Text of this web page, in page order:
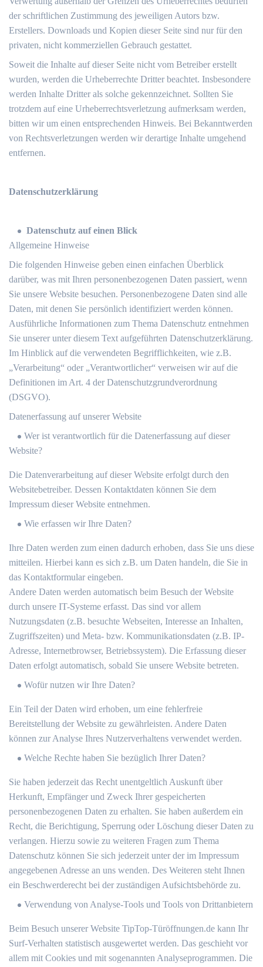
der schriftlichen Zustimmung des jeweiligen Autors bzw.
Erstellers. Downloads und Kopien dieser Seite sind nur für den
privaten, nicht kommerziellen Gebrauch gestattet.
Soweit die Inhalte auf dieser Seite nicht vom Betreiber erstellt
wurden, werden die Urheberrechte Dritter beachtet. Insbesondere
werden Inhalte Dritter als solche gekennzeichnet. Sollten Sie
trotzdem auf eine Urheberrechtsverletzung aufmerksam werden,
bitten wir um einen entsprechenden Hinweis. Bei Bekanntwerden
von Rechtsverletzungen werden wir derartige Inhalte umgehend
entfernen.
Datenschutzerklärung
Datenschutz auf einen Blick
Allgemeine Hinweise
Die folgenden Hinweise geben einen einfachen Überblick
darüber, was mit Ihren personenbezogenen Daten passiert, wenn
Sie unsere Website besuchen. Personenbezogene Daten sind alle
Daten, mit denen Sie persönlich identifiziert werden können.
Ausführliche Informationen zum Thema Datenschutz entnehmen
Sie unserer unter diesem Text aufgeführten Datenschutzerklärung.
Im Hinblick auf die verwendeten Begrifflichkeiten, wie z.B.
„Verarbeitung“ oder „Verantwortlicher“ verweisen wir auf die
Definitionen im Art. 4 der Datenschutzgrundverordnung
(DSGVO).
Datenerfassung auf unserer Website
Wer ist verantwortlich für die Datenerfassung auf dieser
Website?
Die Datenverarbeitung auf dieser Website erfolgt durch den
Websitebetreiber. Dessen Kontaktdaten können Sie dem
Impressum dieser Website entnehmen.
Wie erfassen wir Ihre Daten?
Ihre Daten werden zum einen dadurch erhoben, dass Sie uns diese
mitteilen. Hierbei kann es sich z.B. um Daten handeln, die Sie in
das Kontaktformular eingeben.
Andere Daten werden automatisch beim Besuch der Website
durch unsere IT-Systeme erfasst. Das sind vor allem
Nutzungsdaten (z.B. besuchte Webseiten, Interesse an Inhalten,
Zugriffszeiten) und Meta- bzw. Kommunikationsdaten (z.B. IP-
Adresse, Internetbrowser, Betriebssystem). Die Erfassung dieser
Daten erfolgt automatisch, sobald Sie unsere Website betreten.
Wofür nutzen wir Ihre Daten?
Ein Teil der Daten wird erhoben, um eine fehlerfreie
Bereitstellung der Website zu gewährleisten. Andere Daten
können zur Analyse Ihres Nutzerverhaltens verwendet werden.
Welche Rechte haben Sie bezüglich Ihrer Daten?
Sie haben jederzeit das Recht unentgeltlich Auskunft über
Herkunft, Empfänger und Zweck Ihrer gespeicherten
personenbezogenen Daten zu erhalten. Sie haben außerdem ein
Recht, die Berichtigung, Sperrung oder Löschung dieser Daten zu
verlangen. Hierzu sowie zu weiteren Fragen zum Thema
Datenschutz können Sie sich jederzeit unter der im Impressum
angegebenen Adresse an uns wenden. Des Weiteren steht Ihnen
ein Beschwerderecht bei der zuständigen Aufsichtsbehörde zu.
Verwendung von Analyse-Tools und Tools von Drittanbietern
Beim Besuch unserer Website TipTop-Türöffnungen.de kann Ihr
Surf-Verhalten statistisch ausgewertet werden. Das geschieht vor
allem mit Cookies und mit sogenannten Analyseprogrammen. Die